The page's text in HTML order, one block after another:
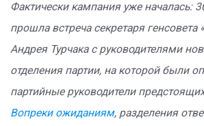
Фактически кампания уже началась:
прошла встреча секретаря генсовета
Андрея Турчака с руководителями
отделения партии, на которой были
партийные руководители
Вопреки ожиданиям, разделения